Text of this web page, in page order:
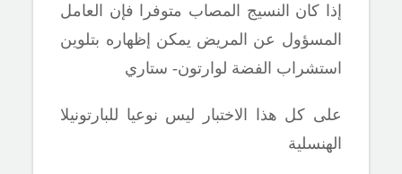
إذا كان النسيج المصاب متوفرا فإن العامل
المسؤول عن المريض يمكن إظهاره بتلوين
استشراب الفضة لوارتون- ستاري
على كل هذا الاختبار ليس نوعيا للبارتونيلا
الهنسلية